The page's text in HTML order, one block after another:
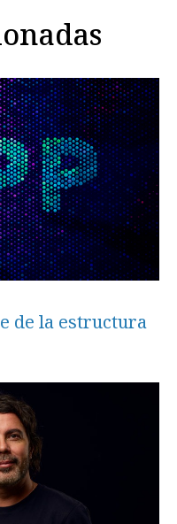
de la estructura